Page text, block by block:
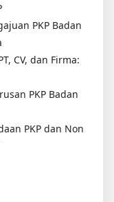
PKP Badan
CV, dan Firma:
PKP Badan
PKP dan Non